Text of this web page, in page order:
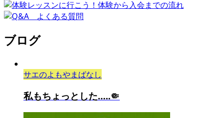
ブログ
サエのよもやまばなし
私もちょっとした…..🤏